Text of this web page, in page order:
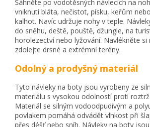
Sáhněte po vodotěsných návlecích na
vniknutí bláta, nečistot, písku, keřům
kalhot. Navíc udržuje nohy v teple.
do sněhu, deště, pouště, džungle, na
horolezectví nebo lyžování. Navlékněte si
zdolejte drsné a extrémní terény.
Odolný a prodyšný materiál
Tyto návleky na boty jsou vyrobeny ze
materiálu s vysokou odolností proti
Materiál se silným vodoodpudivým a
povlakem pomáhá odvádět vlhkost při
přes déšť nebo sníh. Návleky na boty